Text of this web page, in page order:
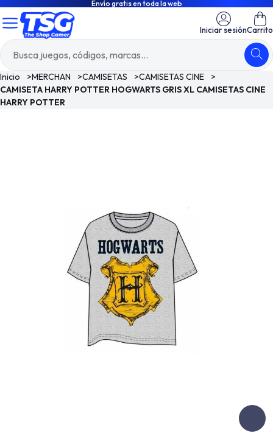
Envío gratis en toda la web
Iniciar sesiónCarrito
Inicio >MERCHAN >CAMISETAS >CAMISETAS CINE
>
CAMISETA HARRY POTTER HOGWARTS GRIS XL CAMISETAS CINE
HARRY POTTER